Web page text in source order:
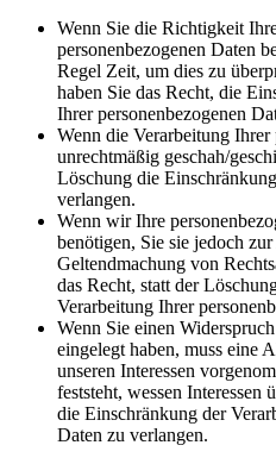
Wenn Sie die Richtigkeit
personenbezogenen Daten
Regel Zeit, um dies zu
haben Sie das Recht, die
Ihrer personenbezogenen
Wenn die Verarbeitung Ihrer
unrechtmäßig geschah/
Löschung die
verlangen.
Wenn wir Ihre
benötigen, Sie sie jedoch
Geltendmachung von
das Recht, statt der
Verarbeitung Ihrer
Wenn Sie einen
eingelegt haben, muss eine
unseren Interessen
feststeht, wessen Interessen
die Einschränkung der
Daten zu verlangen.